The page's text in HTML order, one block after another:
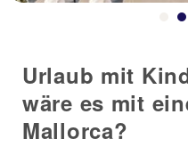
Urlaub mit
wäre es mit
Mallorca?